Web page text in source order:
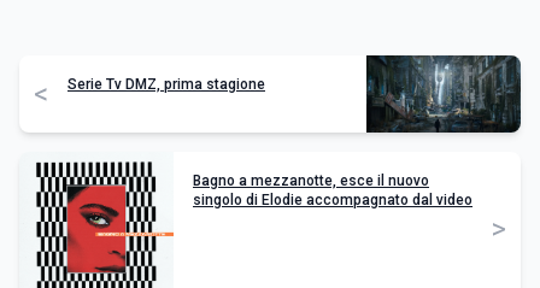
< Serie Tv DMZ, prima stagione
Bagno a mezzanotte, esce il nuovo
singolo di Elodie accompagnato dal video
>